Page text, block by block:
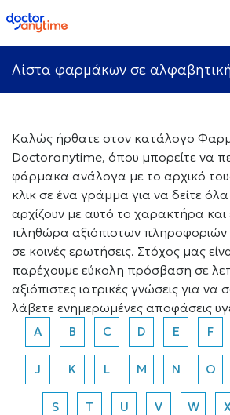
doctoranytime
Λίστα φαρμάκων σε
Καλώς ήρθατε στον κατάλογο
Doctoranytime, όπου μπορείτε να
φάρμακα ανάλογα με το αρχικό
κλικ σε ένα γράμμα για να δείτε
αρχίζουν με αυτό το χαρακτήρα και
πληθώρα αξιόπιστων
σε κοινές ερωτήσεις. Στόχος μας
παρέχουμε εύκολη πρόσβαση σε
αξιόπιστες ιατρικές γνώσεις για
λάβετε ενημερωμένες αποφάσεις
A B C D E F
J K L M N O
S T U V W